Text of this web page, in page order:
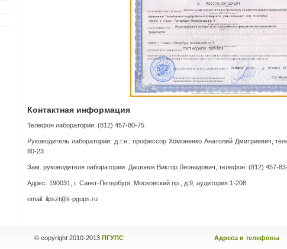
Контактная информация
Телефон лаборатории: (812) 457-80-75
Руководитель лаборатории: д.т.н., профессор Хомоненко Анатолий Дмитриевич,
80-23
Зам. руководителя лаборатории: Дашонок Виктор Леонидович, телефон: (812) 457-
Адрес: 190031, г. Санкт-Петербург, Московский пр., д.9, аудитория 1-208
email: ilpszt@it-pgups.ru
© copyright 2010-2013 ПГУПС Адреса и телефоны